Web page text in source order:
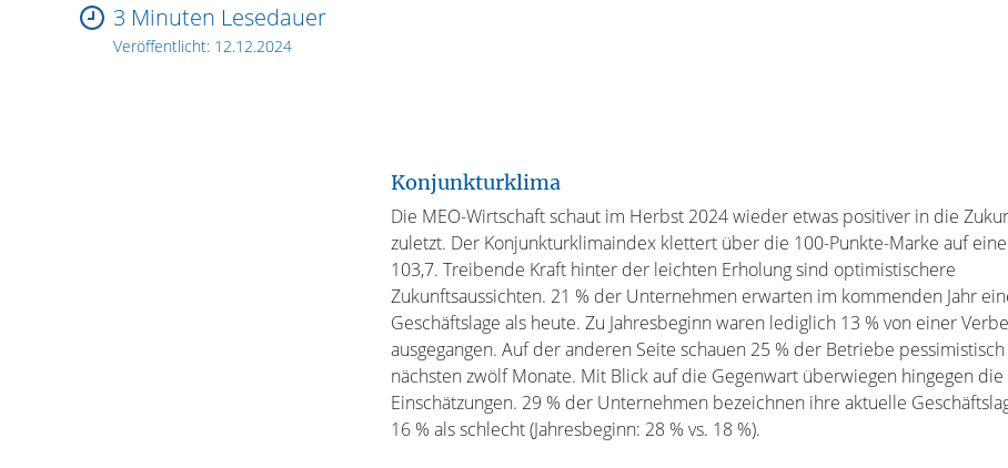
3 Minuten Lesedauer
Veröffentlicht: 12.12.2024
Konjunkturklima
Die MEO-Wirtschaft schaut im Herbst 2024 wieder etwas positiver in die
zuletzt. Der Konjunkturklimaindex klettert über die 100-Punkte-Marke auf
103,7. Treibende Kraft hinter der leichten Erholung sind optimistischere
Zukunftsaussichten. 21 % der Unternehmen erwarten im kommenden Jahr
Geschäftslage als heute. Zu Jahresbeginn waren lediglich 13 % von einer
ausgegangen. Auf der anderen Seite schauen 25 % der Betriebe
nächsten zwölf Monate. Mit Blick auf die Gegenwart überwiegen hingegen
Einschätzungen. 29 % der Unternehmen bezeichnen ihre aktuelle
16 % als schlecht (Jahresbeginn: 28 % vs. 18 %).